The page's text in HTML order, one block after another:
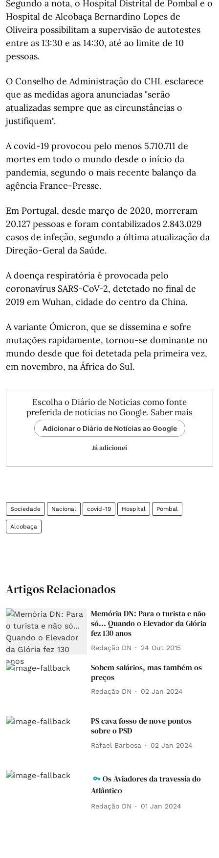
Segundo a nota, o Hospital Distrital de Pombal e o
Hospital de Alcobaça Bernardino Lopes de
Oliveira possibilitam a supervisão de autotestes
entre as 13:30 e as 14:30, até ao limite de 10
pessoas.
O Conselho de Administração do CHL esclarece
que as medidas agora anunciadas "serão
atualizadas sempre que as circunstâncias o
justifiquem".
A covid-19 provocou pelo menos 5.710.711 de
mortes em todo o mundo desde o início da
pandemia, segundo o mais recente balanço da
agência France-Presse.
Em Portugal, desde março de 2020, morreram
20.127 pessoas e foram contabilizados 2.843.029
casos de infeção, segundo a última atualização da
Direção-Geral da Saúde.
A doença respiratória é provocada pelo
coronavírus SARS-CoV-2, detetado no final de
2019 em Wuhan, cidade do centro da China.
A variante Ómicron, que se dissemina e sofre
mutações rapidamente, tornou-se dominante no
mundo desde que foi detetada pela primeira vez,
em novembro, na África do Sul.
Escolha o Diário de Notícias como fonte
preferida de notícias no Google. Saber mais
Adicionar o Diário de Notícias ao Google
Já adicionei
Sociedade Nacional covid-19 Hospital Pombal
Alcobaça
Artigos Relacionados
Memória DN: Para o turista e não
só... Quando o Elevador da Glória
fez 130 anos
Redação DN 24 Out 2015
Sobem salários, mas também os
preços
Redação DN 02 Jan 2024
PS cava fosso de nove pontos
sobre o PSD
Rafael Barbosa 02 Jan 2024
Os Aviadores da travessia do
Atlântico
Redação DN 01 Jan 2024